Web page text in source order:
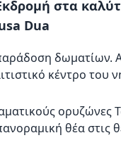
στα
Dua
δωματίων.
κέντρο του
ορυζώνες
θέα στις